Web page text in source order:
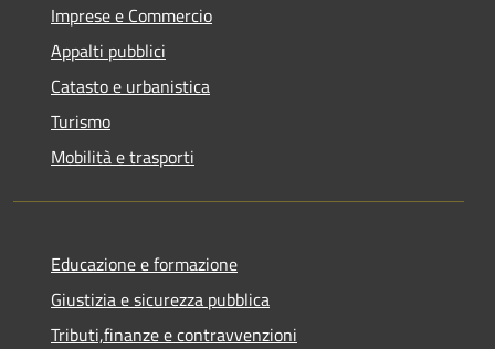
Imprese e Commercio
Appalti pubblici
Catasto e urbanistica
Turismo
Mobilità e trasporti
Educazione e formazione
Giustizia e sicurezza pubblica
Tributi,finanze e contravvenzioni